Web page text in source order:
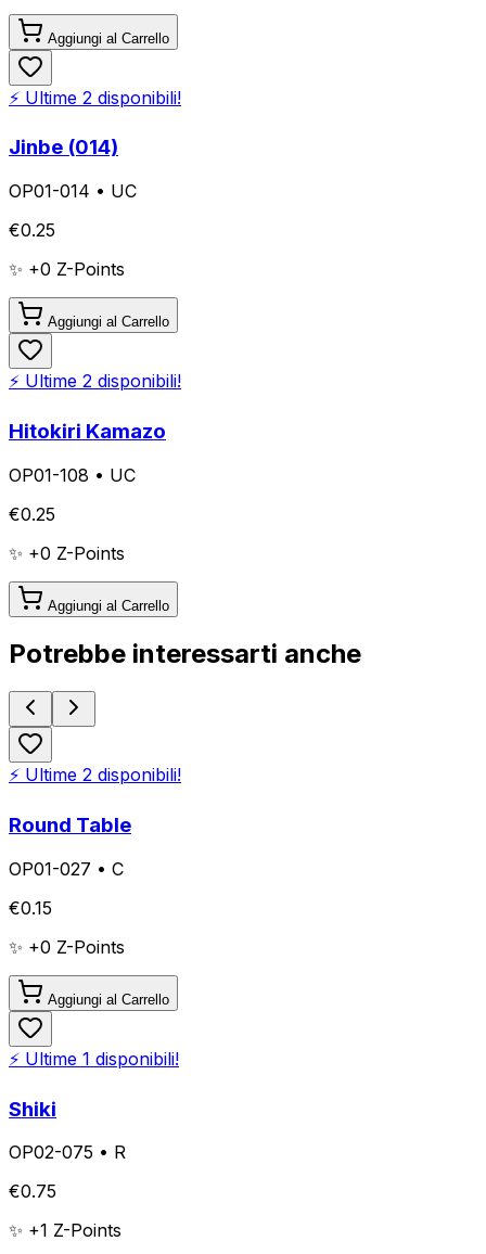
Aggiungi al Carrello
⚡ Ultime 2 disponibili!
Jinbe (014)
OP01-014 • UC
€0.25
✨ +0 Z-Points
Aggiungi al Carrello
⚡ Ultime 2 disponibili!
Hitokiri Kamazo
OP01-108 • UC
€0.25
✨ +0 Z-Points
Aggiungi al Carrello
Potrebbe interessarti anche
⚡ Ultime 2 disponibili!
Round Table
OP01-027 • C
€0.15
✨ +0 Z-Points
Aggiungi al Carrello
⚡ Ultime 1 disponibili!
Shiki
OP02-075 • R
€0.75
✨ +1 Z-Points